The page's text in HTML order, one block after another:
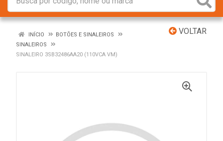
VOLTAR
INÍCIO
BOTÕES E SINALEIROS
SINALEIROS
SINALEIRO 3SB32486AA20 (110VCA VM)